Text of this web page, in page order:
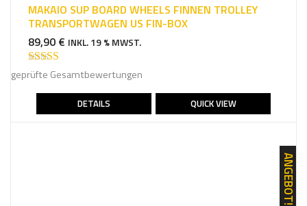
MAKAIO SUP BOARD WHEELS FINNEN TROLLEY
TRANSPORTWAGEN US FIN-BOX
89,90 € INKL. 19 % MWST.
Bewertet mit
geprüfte Gesamtbewertungen
DETAILS QUICK VIEW
ANGEBOT!